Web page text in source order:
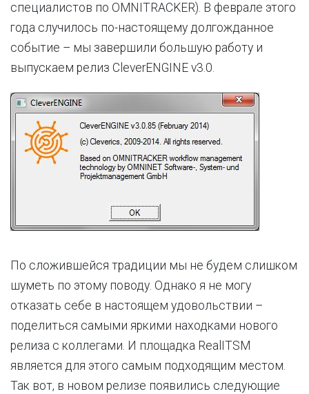
специалистов по OMNITRACKER). В феврале этого
года случилось по-настоящему долгожданное
событие – мы завершили большую работу и
выпускаем релиз CleverENGINE v3.0.
По сложившейся традиции мы не будем слишком
шуметь по этому поводу. Однако я не могу
отказать себе в настоящем удовольствии –
поделиться самыми яркими находками нового
релиза с коллегами. И площадка RealITSM
является для этого самым подходящим местом.
Так вот, в новом релизе появились следующие